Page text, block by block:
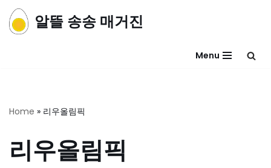
콘
알뜰 송송 매거진
Menu
Home » 리우올림픽
리우올림픽